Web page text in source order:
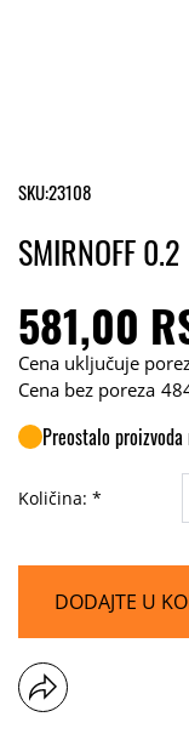
SKU:23108
SMIRNOFF 0.2
581,00
Cena uključuje
Cena bez poreza
Preostalo
Količina: *
DODAJTE U